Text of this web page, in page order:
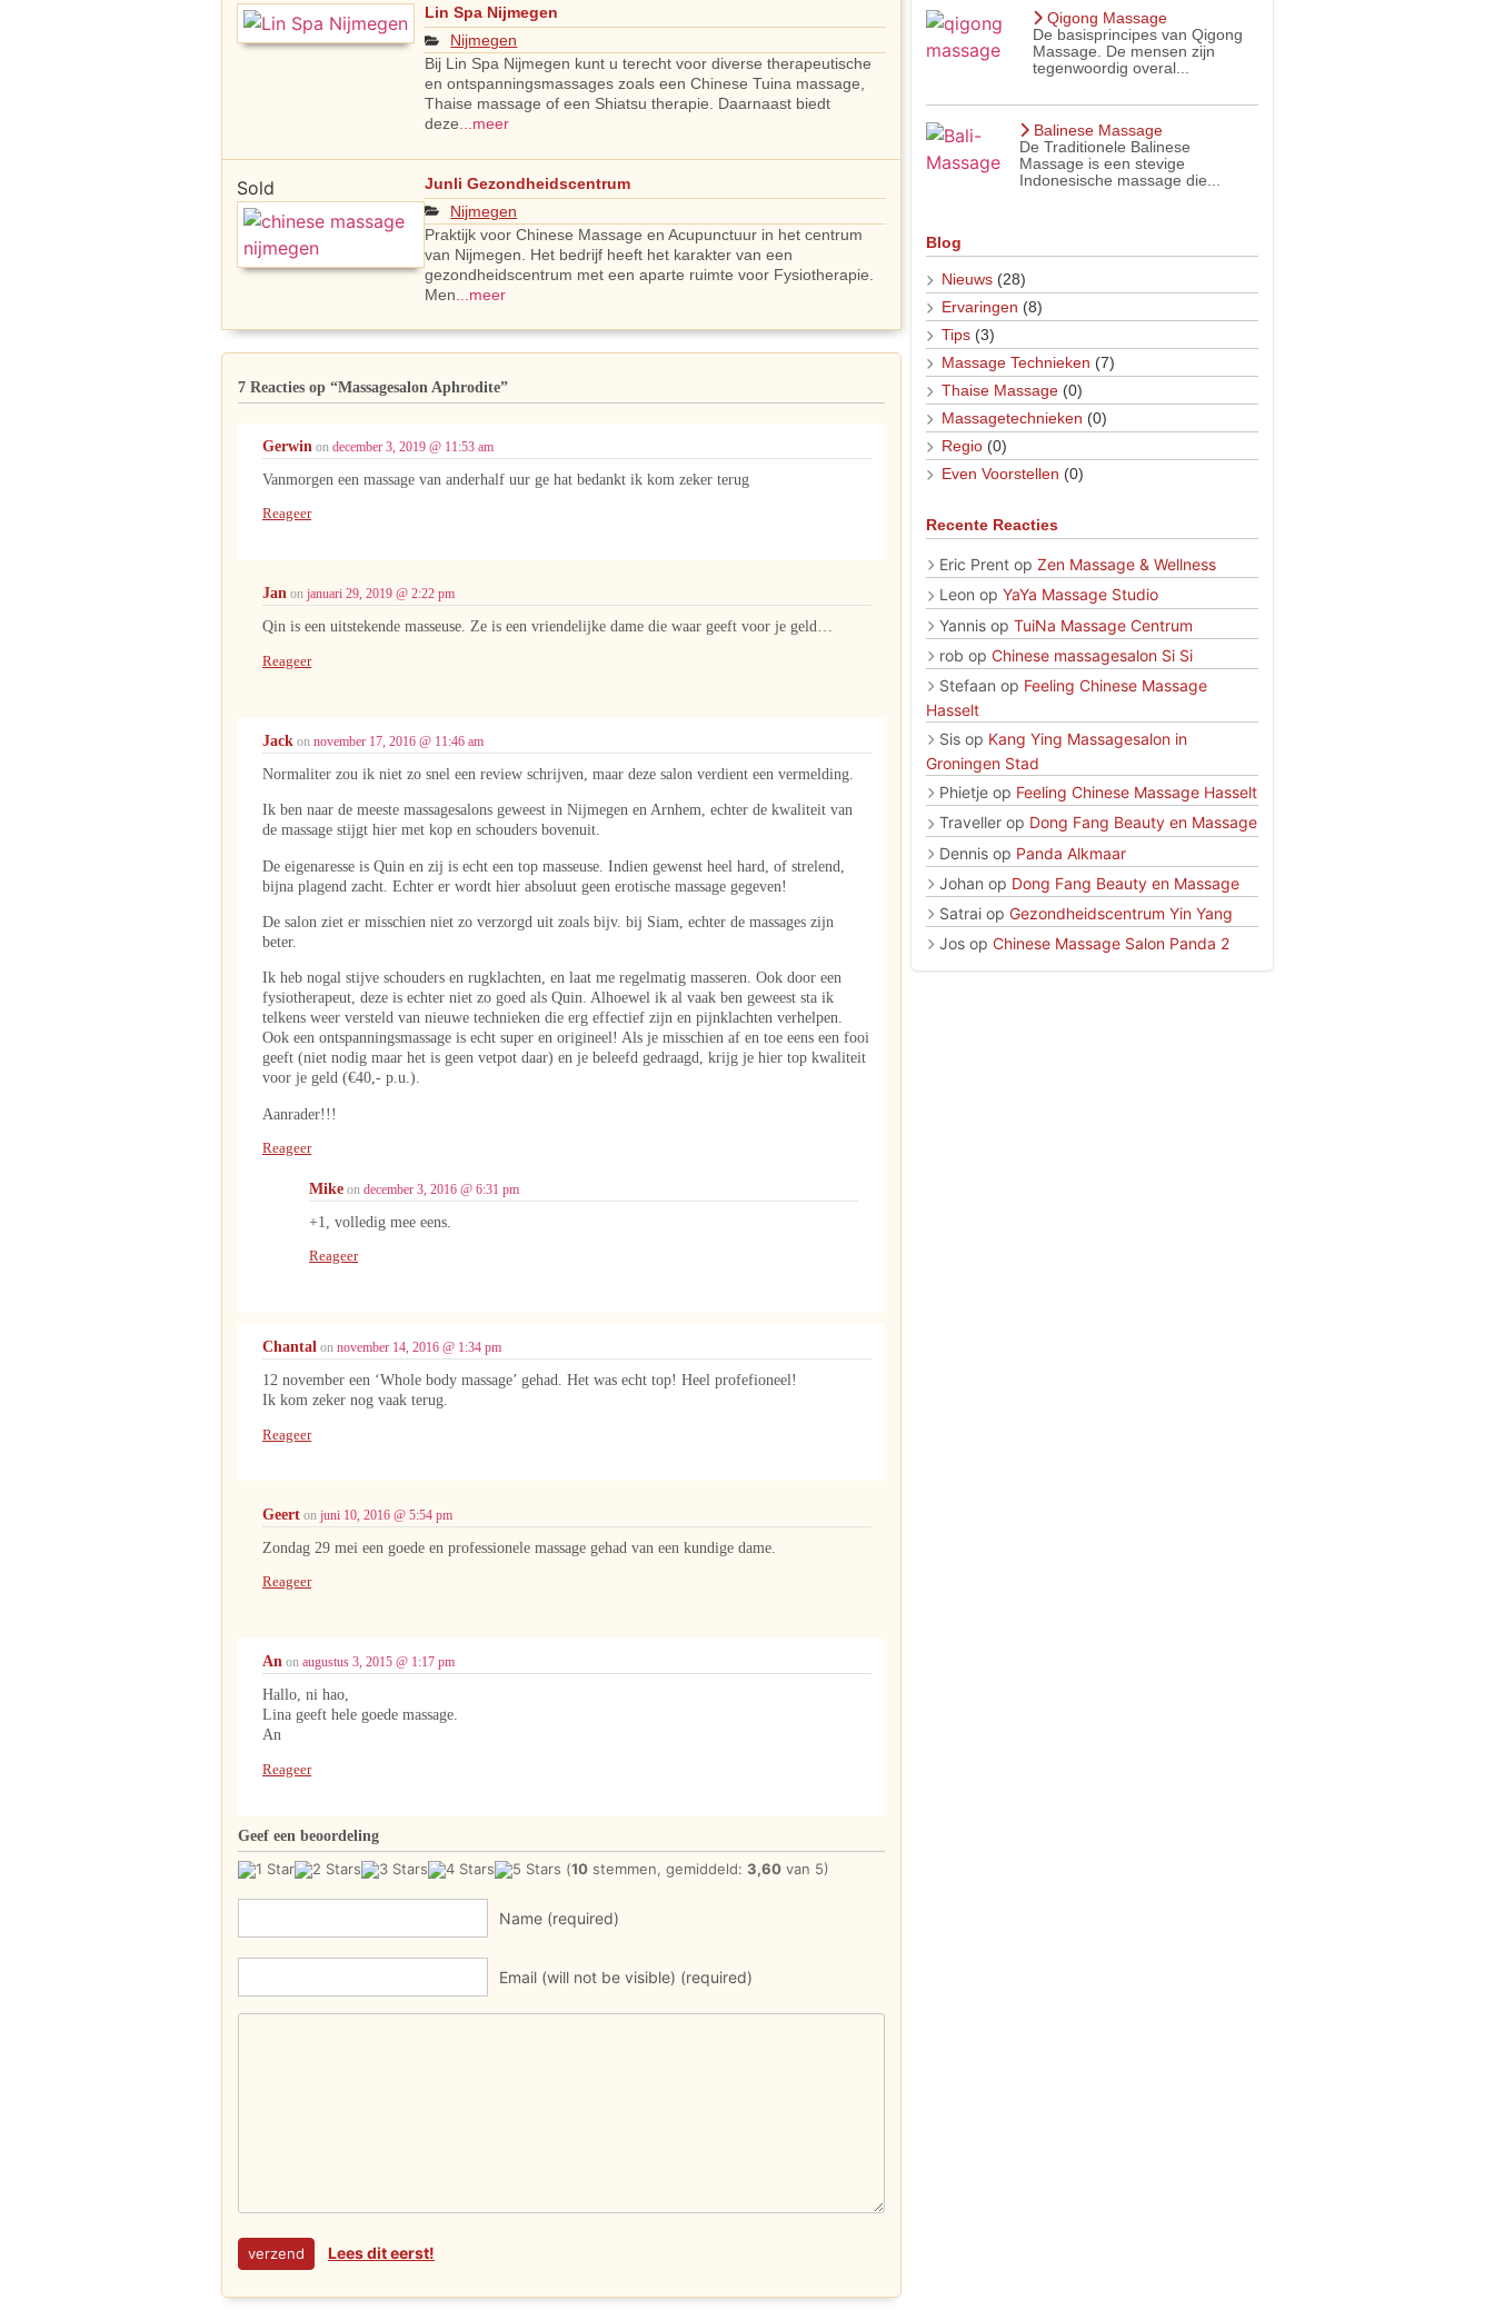
Lin Spa Nijmegen
Nijmegen
Bij Lin Spa Nijmegen kunt u terecht voor diverse therapeutische
en ontspanningsmassages zoals een Chinese Tuina massage,
Thaise massage of een Shiatsu therapie. Daarnaast biedt
deze ...meer
Sold
Junli Gezondheidscentrum
Nijmegen
Praktijk voor Chinese Massage en Acupunctuur in het centrum
van Nijmegen. Het bedrijf heeft het karakter van een
gezondheidscentrum met een aparte ruimte voor Fysiotherapie.
Men ...meer
7 Reacties op “Massagesalon Aphrodite”
Gerwin on december 3, 2019 @ 11:53 am
Vanmorgen een massage van anderhalf uur ge hat bedankt ik kom zeker terug
Reageer
Jan on januari 29, 2019 @ 2:22 pm
Qin is een uitstekende masseuse. Ze is een vriendelijke dame die waar geeft voor je geld…
Reageer
Jack on november 17, 2016 @ 11:46 am
Normaliter zou ik niet zo snel een review schrijven, maar deze salon verdient een vermelding.
Ik ben naar de meeste massagesalons geweest in Nijmegen en Arnhem, echter de kwaliteit van
de massage stijgt hier met kop en schouders bovenuit.
De eigenaresse is Quin en zij is echt een top masseuse. Indien gewenst heel hard, of strelend,
bijna plagend zacht. Echter er wordt hier absoluut geen erotische massage gegeven!
De salon ziet er misschien niet zo verzorgd uit zoals bijv. bij Siam, echter de massages zijn
beter.
Ik heb nogal stijve schouders en rugklachten, en laat me regelmatig masseren. Ook door een
fysiotherapeut, deze is echter niet zo goed als Quin. Alhoewel ik al vaak ben geweest sta ik
telkens weer versteld van nieuwe technieken die erg effectief zijn en pijnklachten verhelpen.
Ook een ontspanningsmassage is echt super en origineel! Als je misschien af en toe eens een fooi
geeft (niet nodig maar het is geen vetpot daar) en je beleefd gedraagd, krijg je hier top kwaliteit
voor je geld (€40,- p.u.).
Aanrader!!!
Reageer
Mike on december 3, 2016 @ 6:31 pm
+1, volledig mee eens.
Reageer
Chantal on november 14, 2016 @ 1:34 pm
12 november een ‘Whole body massage’ gehad. Het was echt top! Heel profefioneel!
Ik kom zeker nog vaak terug.
Reageer
Geert on juni 10, 2016 @ 5:54 pm
Zondag 29 mei een goede en professionele massage gehad van een kundige dame.
Reageer
An on augustus 3, 2015 @ 1:17 pm
Hallo, ni hao,
Lina geeft hele goede massage.
An
Reageer
Geef een beoordeling
(10 stemmen, gemiddeld: 3,60 van 5)
Name (required)
Email (will not be visible) (required)
Lees dit eerst!
Qigong Massage
De basisprincipes van Qigong
Massage. De mensen zijn
tegenwoordig overal...
Balinese Massage
De Traditionele Balinese
Massage is een stevige
Indonesische massage die...
Blog
Nieuws (28)
Ervaringen (8)
Tips (3)
Massage Technieken (7)
Thaise Massage (0)
Massagetechnieken (0)
Regio (0)
Even Voorstellen (0)
Recente Reacties
Eric Prentop Zen Massage & Wellness
Leon op YaYa Massage Studio
Yannisop TuiNa Massage Centrum
rob op Chinese massagesalon Si Si
Stefaan op Feeling Chinese Massage
Hasselt
Sisop Kang Ying Massagesalon in
Groningen Stad
Phietjeop Feeling Chinese Massage Hasselt
Travellerop Dong Fang Beauty en Massage
Dennisop Panda Alkmaar
Johan op Dong Fang Beauty en Massage
Satraiop Gezondheidscentrum Yin Yang
Josop Chinese Massage Salon Panda 2